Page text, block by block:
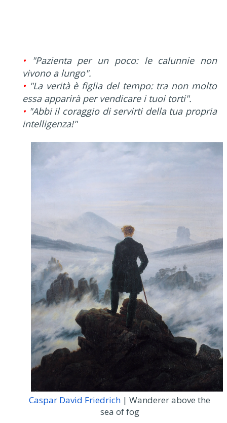
• "Pazienta per un poco: le calunnie non
vivono a lungo".
• "La verità è figlia del tempo: tra non molto
essa apparirà per vendicare i tuoi torti".
• "Abbi il coraggio di servirti della tua propria
intelligenza!"
Caspar David Friedrich | Wanderer above the
sea of fog